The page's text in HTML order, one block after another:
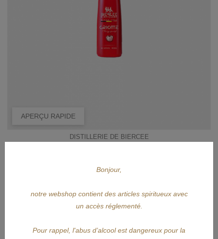
APERÇU RAPIDE
DISTILLERIE DE BIERCEE
AJOUTER AU PANIER
Bonjour,
notre webshop contient des articles spiritueux avec
un accès réglementé.
Pour rappel, l'abus d’alcool est dangereux pour la